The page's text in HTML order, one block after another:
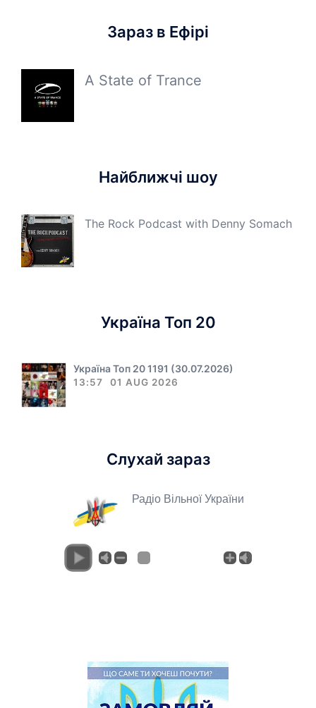
Зараз в Ефірі
A State of Trance
Найближчі шоу
The Rock Podcast with Denny Somach
Україна Топ 20
Україна Топ 20 1191 (30.07.2026)
13:57 01 AUG 2026
Слухай зараз
Радіо Вільної України